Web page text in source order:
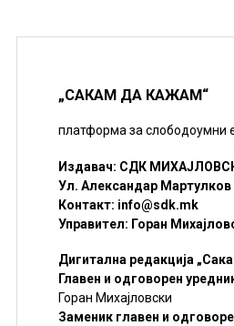
„САКАМ ДА КАЖАМ“
платформа за слободоумни
Издавач: СДК
Ул. Александар Мартулков
Контакт: info@sdk.mk
Управител: Горан
Дигитална редакција
Главен и одговорен
Горан Михајловски
Заменик главен и